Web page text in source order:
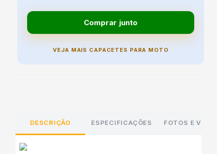
Comprar junto
VEJA MAIS CAPACETES PARA MOTO
DESCRIÇÃO ESPECIFICAÇÕES FOTOS E